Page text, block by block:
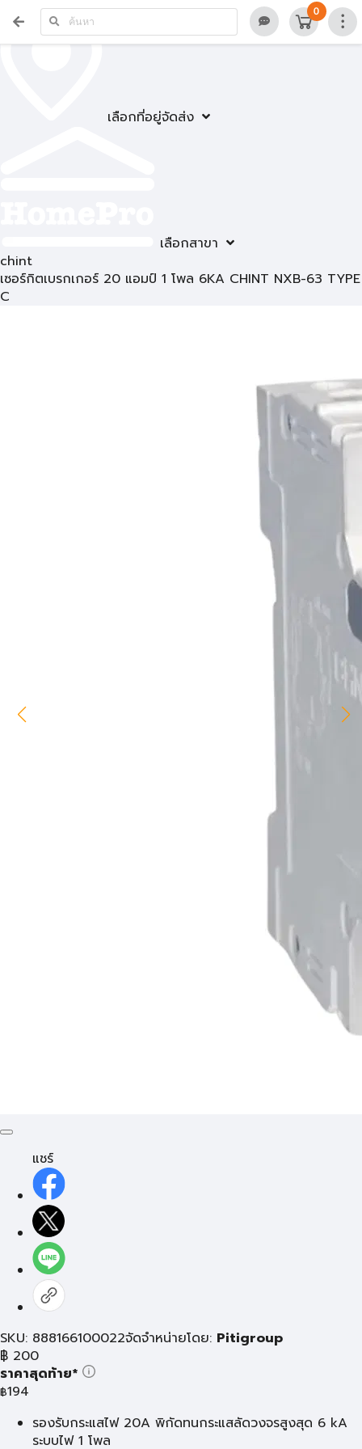
เลือกที่อยู่จัดส่ง
เลือกสาขา
0
chint
เซอร์กิตเบรกเกอร์ 20 แอมป์ 1 โพล 6KA CHINT NXB-63 TYPE
C
แชร์
SKU: 888166100022จัดจำหน่ายโดย: Pitigroup
฿ 200
ราคาสุดท้าย*
฿194
รองรับกระแสไฟ 20A พิกัดทนกระแสลัดวงจรสูงสุด 6 kA
ระบบไฟ 1 โพล